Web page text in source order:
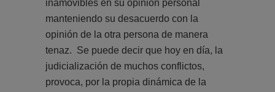
inamovibles en su opinión personal
manteniendo su desacuerdo con la
opinión de la otra persona de manera
tenaz. Se puede decir que hoy en día, la
judicialización de muchos conflictos,
provoca, por la propia dinámica de la